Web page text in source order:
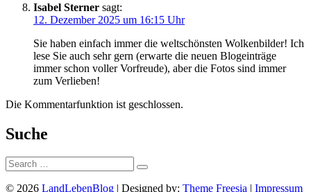
Isabel Sterner sagt:
12. Dezember 2025 um 16:15 Uhr
Sie haben einfach immer die weltschönsten Wolkenbilder! Ich
lese Sie auch sehr gern (erwarte die neuen Blogeinträge
immer schon voller Vorfreude), aber die Fotos sind immer
zum Verlieben!
Die Kommentarfunktion ist geschlossen.
Suche
Suche:
© 2026 LandLebenBlog | Designed by: Theme Freesia | Impressum